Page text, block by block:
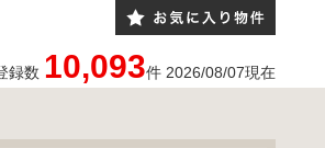
録数 10,093件 2026/08/07現在